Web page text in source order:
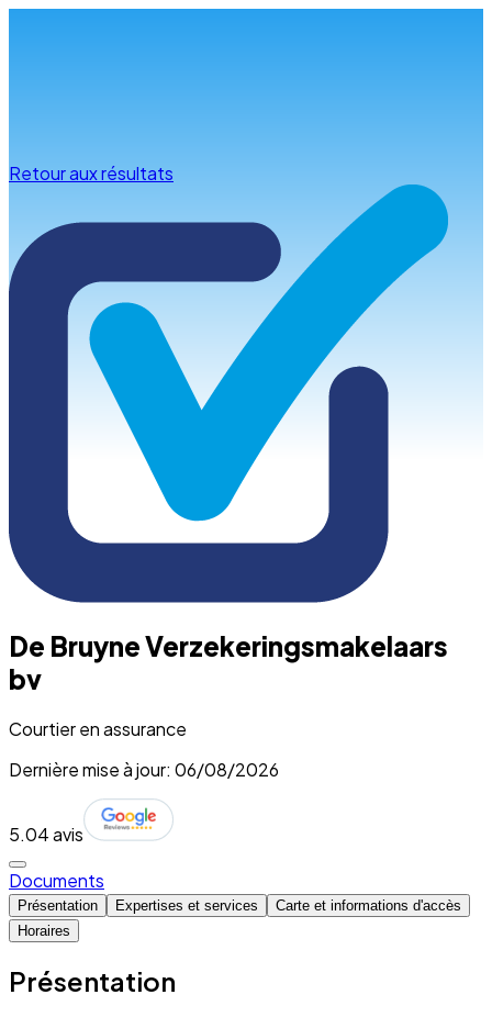
Retour aux résultats
De Bruyne Verzekeringsmakelaars
bv
Courtier en assurance
Dernière mise à jour: 06/08/2026
5.04 avis
Documents
Présentation Expertises et services
Carte et informations d'accès
Horaires
Présentation